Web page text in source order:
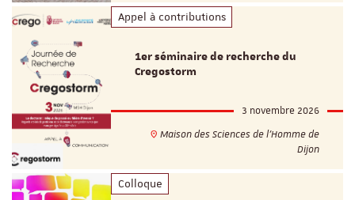
Appel à contributions
1er séminaire de recherche du
Cregostorm
3 novembre 2026
Maison des Sciences de l'Homme de
Dijon
Colloque